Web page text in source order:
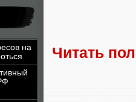
на
Читать